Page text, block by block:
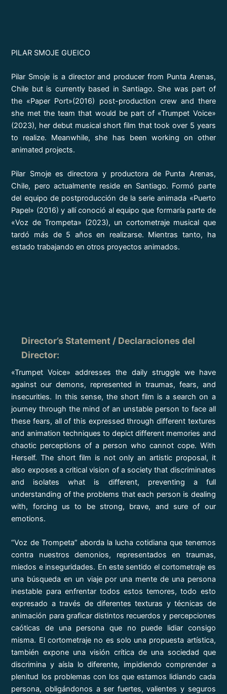
PILAR SMOJE GUEICO
Pilar Smoje is a director and producer from Punta Arenas,
Chile but is currently based in Santiago. She was part of
the «Paper Port»(2016) post-production crew and there
she met the team that would be part of «Trumpet Voice»
(2023), her debut musical short film that took over 5 years
to realize. Meanwhile, she has been working on other
animated projects.
Pilar Smoje es directora y productora de Punta Arenas,
Chile, pero actualmente reside en Santiago. Formó parte
del equipo de postproducción de la serie animada «Puerto
Papel» (2016) y allí conoció al equipo que formaría parte de
«Voz de Trompeta» (2023), un cortometraje musical que
tardó más de 5 años en realizarse. Mientras tanto, ha
estado trabajando en otros proyectos animados.
Director’s Statement / Declaraciones del
Director:
«Trumpet Voice» addresses the daily struggle we have
against our demons, represented in traumas, fears, and
insecurities. In this sense, the short film is a search on a
journey through the mind of an unstable person to face all
these fears, all of this expressed through different textures
and animation techniques to depict different memories and
chaotic perceptions of a person who cannot cope. With
Herself. The short film is not only an artistic proposal, it
also exposes a critical vision of a society that discriminates
and isolates what is different, preventing a full
understanding of the problems that each person is dealing
with, forcing us to be strong, brave, and sure of our
emotions.
“Voz de Trompeta” aborda la lucha cotidiana que tenemos
contra nuestros demonios, representados en traumas,
miedos e inseguridades. En este sentido el cortometraje es
una búsqueda en un viaje por una mente de una persona
inestable para enfrentar todos estos temores, todo esto
expresado a través de diferentes texturas y técnicas de
animación para graficar distintos recuerdos y percepciones
caóticas de una persona que no puede lidiar consigo
misma. El cortometraje no es solo una propuesta artística,
también expone una visión crítica de una sociedad que
discrimina y aísla lo diferente, impidiendo comprender a
plenitud los problemas con los que estamos lidiando cada
persona, obligándonos a ser fuertes, valientes y seguros